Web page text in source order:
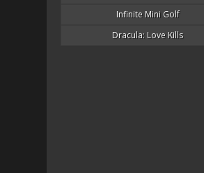
Infinite Mini Golf
Dracula: Love Kills